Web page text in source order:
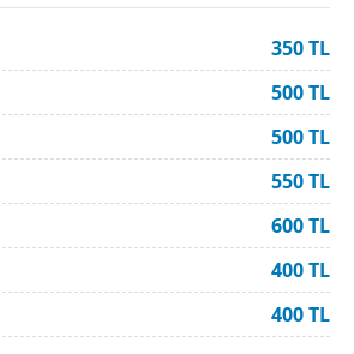
350 TL
500 TL
500 TL
550 TL
600 TL
400 TL
400 TL